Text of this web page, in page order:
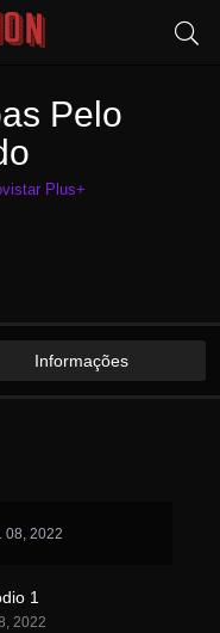
Pelo
Plus+
Informações
08, 2022
1
2022